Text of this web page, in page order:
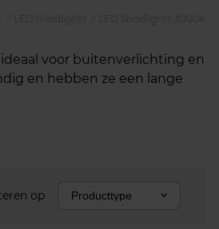
voor buitenverlichting en
en hebben ze een lange
op Producttype